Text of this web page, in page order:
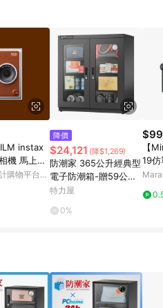
期望每一位來店顧客，能輕
力屋」購物都能得到新的啟
時持續提供消費者居家修繕
為首要目標，成為消費者打
instax
機 馬上看
色購物平台
降價
$24,121 (降$1,269)
防潮家 365公升經典型
電子防潮箱-贈59公升
防潮箱 D-365C
特力屋
0%
【
19仿
- 粉